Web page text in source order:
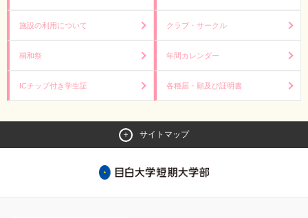
施設の利用について クラブ・サークル
桐和祭 年間カレンダー
ICチップ付き学生証 各種届・願及び証明書
サイトマップ